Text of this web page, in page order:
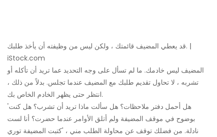
قد يعطي المضيف قائمتك ، ولكن ليس من وظيفته أن يأخذ طلبك. |
iStock.com
المضيف ليس خادمك. ما لم تسأل على وجه التحديد عما تريد أن تأكله أو
تشربه ، لا تحاول تقديم طلبك مع المضيف عندما تجلس. بدلاً من ذلك ،
انتظر حتى يظهر الخادم الخاص بك.
'هل أحمل دفتر ملاحظات؟ هل سألت ماذا تريد أن تشرب؟ هل كنت
بوضوح في موقف المضيفة ولم أتلق الأوامر عندما حضرت؟ أنا لست
نادلة. من فضلك توقف عن محاولة الطلب مني ، 'كتبت المضيفة توري